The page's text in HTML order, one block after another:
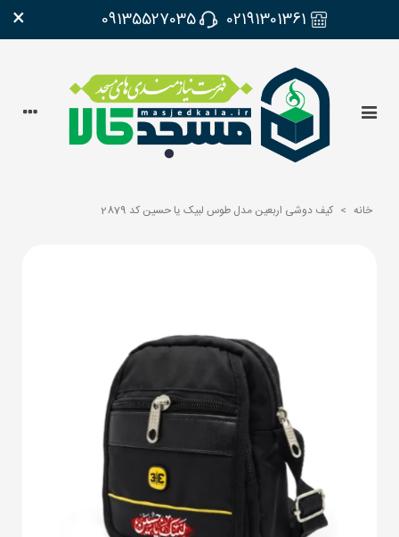
02191301361
09135527035
×
خانه > کیف دوشی اربعین مدل طوس لبیک یا حسین کد 2879